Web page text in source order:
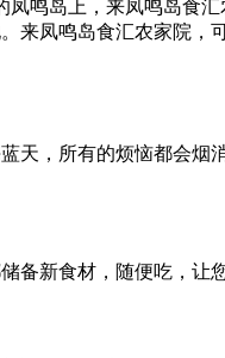
鸣岛上，来凤鸣岛食
来凤鸣岛食汇农家院，
天，所有的烦恼都会烟
备新食材，随便吃，